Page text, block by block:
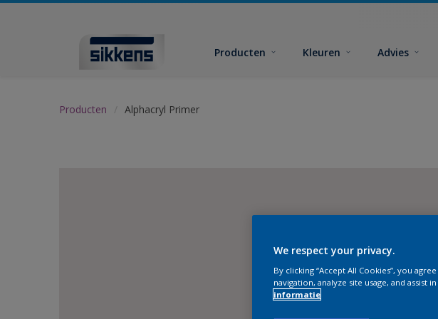
Producten Kleuren Advies
Producten Alphacryl Primer
We respect your privacy.
By clicking “Accept All Cookies”, you
navigation, analyze site usage, and assist
informatie